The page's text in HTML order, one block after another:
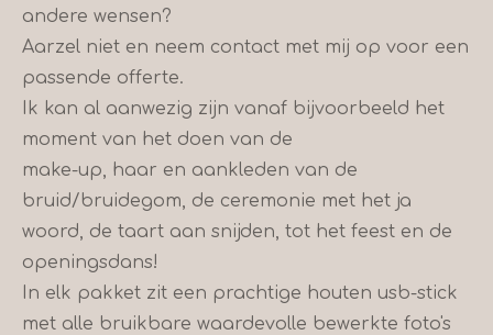
andere wensen?
Aarzel niet en neem contact met mij op voor een
passende offerte.
Ik kan al aanwezig zijn vanaf bijvoorbeeld het
moment van het doen van de
make-up, haar en aankleden van de
bruid/bruidegom, de ceremonie met het ja
woord, de taart aan snijden, tot het feest en de
openingsdans!
In elk pakket zit een prachtige houten usb-stick
met alle bruikbare waardevolle bewerkte foto's